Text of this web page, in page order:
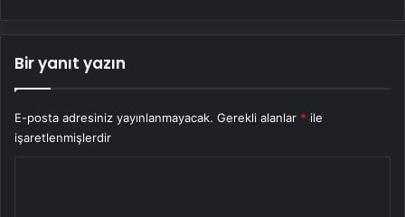
Bir yanıt yazın
E-posta adresiniz yayınlanmayacak. Gerekli alanlar * ile
işaretlenmişlerdir